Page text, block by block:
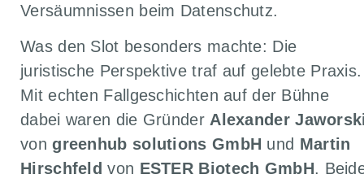
Versäumnissen beim Datenschutz.
Was den Slot besonders machte: Die
juristische Perspektive traf auf gelebte Praxis.
Mit echten Fallgeschichten auf der Bühne
dabei waren die Gründer Alexander
vongreenhub solutions GmbH und Martin
Hirschfeld von ESTER Biotech GmbH.